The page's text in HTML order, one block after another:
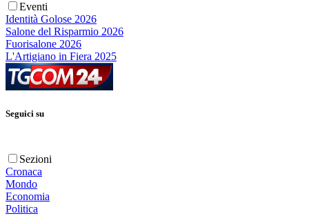
Eventi
Identità Golose 2026
Salone del Risparmio 2026
Fuorisalone 2026
L'Artigiano in Fiera 2025
Seguici su
Sezioni
Cronaca
Mondo
Economia
Politica